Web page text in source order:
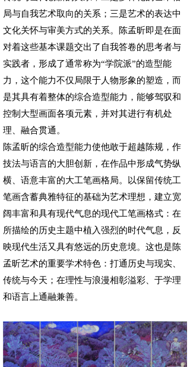
局与自我艺术取向的关系；三是艺术的表达中
文化关怀与审美方式的关系。陈孟昕即是在面
对着这些基本课题交出了自我答卷的思考者与
实践者，形成了通常称为“学院派”的造型能
力，这个能力不仅局限于人物形象的塑造，而
是其具有着整体的综合造型能力，能够驾驭和
控制大型画面各项元素，并对其进行有机处
理、融合贯通。
陈孟昕的综合造型能力使他敢于超越陈规，作
技法与语言的大胆创新，在作品中形成气势纵
横、语意丰富的大工笔画格局。以保留传统工
笔画含蓄典雅特征的基础为艺术理想，建立宽
阔丰富和具有现代气息的现代工笔画格式：在
所描绘的历史主题中植入强烈的时代气息，反
映现代生活又具有悠远的历史意境。这也是陈
孟昕艺术的重要学术特色：打通历史与现实、
传统与今天；在理性与浪漫相彰溢彩、于学理
和语言上通融兼善。